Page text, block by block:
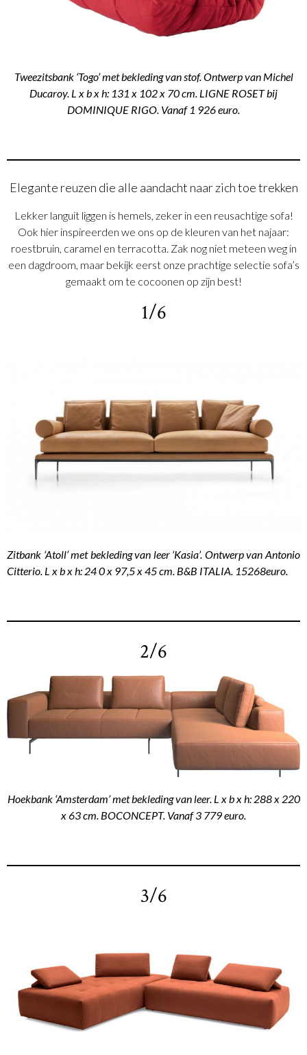
Tweezitsbank ‘Togo’ met bekleding van stof. Ontwerp van Michel
Ducaroy. L x b x h: 131 x 102 x 70 cm. LIGNE ROSET bij
DOMINIQUE RIGO. Vanaf 1 926 euro.
Elegante reuzen die alle aandacht naar zich toe trekken
Lekker languit liggen is hemels, zeker in een reusachtige sofa!
Ook hier inspireerden we ons op de kleuren van het najaar:
roestbruin, caramel en terracotta. Zak nog niet meteen weg in
een dagdroom, maar bekijk eerst onze prachtige selectie sofa’s
gemaakt om te cocoonen op zijn best!
1/6
Zitbank ‘Atoll’ met bekleding van leer ‘Kasia’. Ontwerp van Antonio
Citterio. L x b x h: 24 0 x 97,5 x 45 cm. B&B ITALIA. 15268euro.
2/6
Hoekbank ‘Amsterdam’ met bekleding van leer. L x b x h: 288 x 220
x 63 cm. BOCONCEPT. Vanaf 3 779 euro.
3/6